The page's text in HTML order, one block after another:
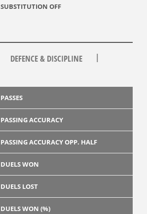
SUBSTITUTION OFF
DEFENCE & DISCIPLINE
|
PASSES
PASSING ACCURACY
PASSING ACCURACY OPP. HALF
DUELS WON
DUELS LOST
DUELS WON (%)